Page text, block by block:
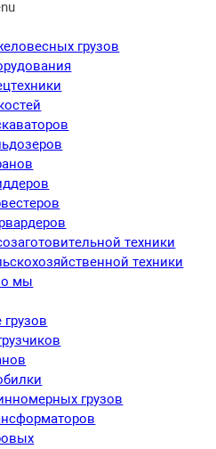
грузов
техники
техники
мы
грузов